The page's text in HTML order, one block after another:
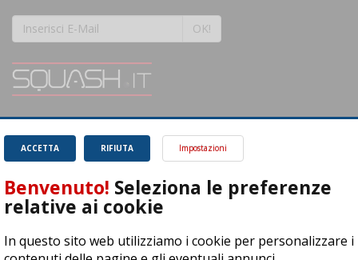
OK!
magnifico sport.
Leggi
RIFIUTA
ACCETTA Impostazioni
Benvenuto! Seleziona le preferenze
relative ai cookie
In questo sito web utilizziamo i cookie per personalizzare i
ASD Let's Sport - Via T. Olivelli 3, 25014 Castenedolo (BS) - P. Iva: